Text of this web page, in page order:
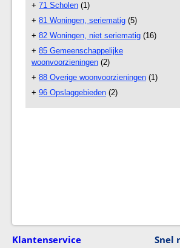
+ 71 Scholen (1)
+ 81 Woningen, seriematig (5)
+ 82 Woningen, niet seriematig (16)
+ 85 Gemeenschappelijke
woonvoorzieningen (2)
+ 88 Overige woonvoorzieningen (1)
+ 96 Opslaggebieden (2)
Klantenservice Snel